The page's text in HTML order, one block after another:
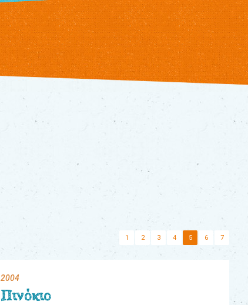
1 2 3 4 5 6 7
2004
Πινόκιο